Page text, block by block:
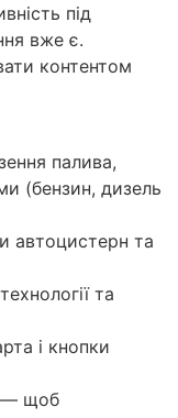
під
вже є.
контентом
палива,
(бензин, дизель
автоцистерн та
та
і кнопки
— щоб